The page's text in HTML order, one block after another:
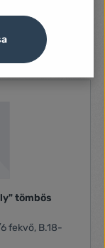
134/V
tömbös
fekvő, B.18-